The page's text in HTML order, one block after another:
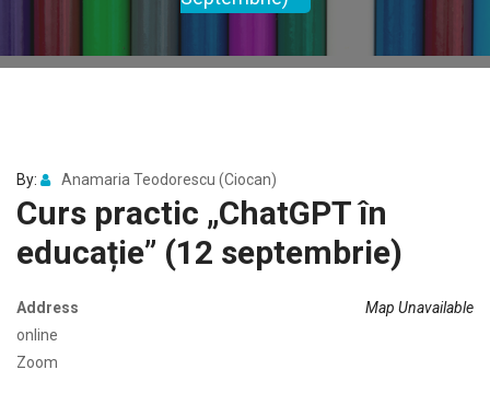
By: Anamaria Teodorescu (Ciocan)
Curs practic „ChatGPT în
educație” (12 septembrie)
Map Unavailable
Address
online
Zoom